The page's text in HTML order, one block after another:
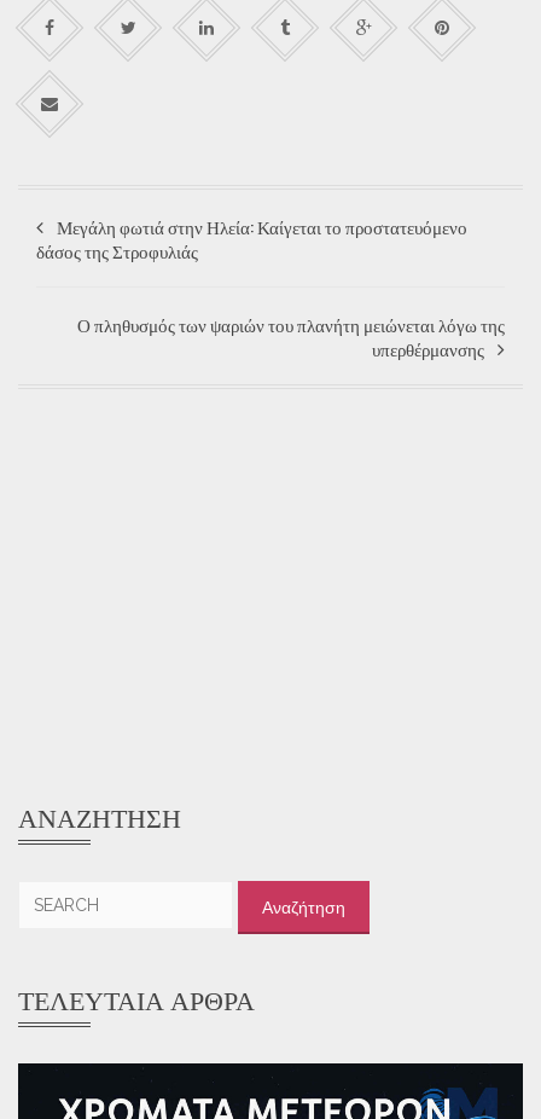
Μεγάλη φωτιά στην Ηλεία: Καίγεται το προστατευόμενο
δάσος της Στροφυλιάς
Ο πληθυσμός των ψαριών του πλανήτη μειώνεται λόγω της
υπερθέρμανσης
ΑΝΑΖΉΤΗΣΗ
ΤΕΛΕΥΤΑΊΑ ΆΡΘΡΑ